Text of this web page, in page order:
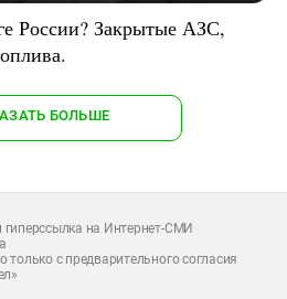
России? Закрытые АЗС,
БОЛЬШЕ
на Интернет-СМИ
с предварительного согласия